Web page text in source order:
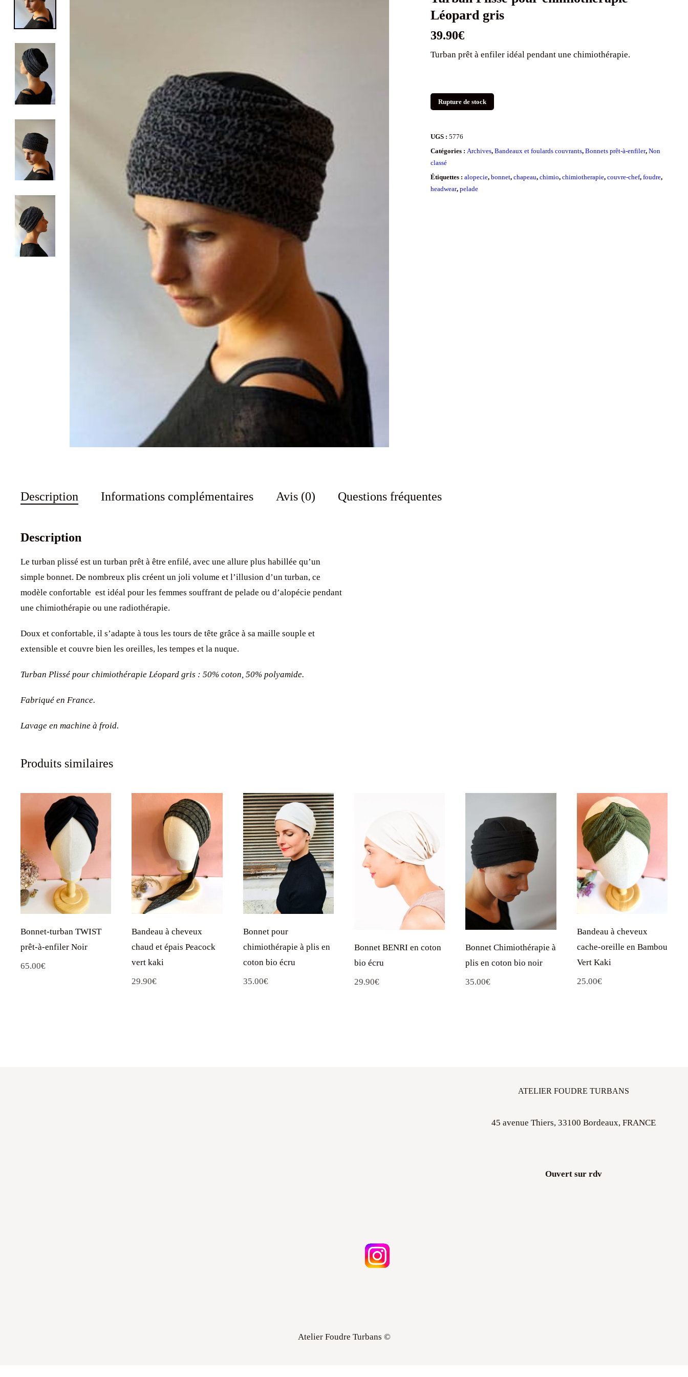
Léopard gris
39.90€
Turban prêt à enfiler idéal pendant une chimiothérapie.
Rupture de stock
UGS :5776
Catégories :Archives,Bandeaux et foulards couvrants,Bonnets prêt-à-enfiler,Non
classé
Étiquettes :alopecie,bonnet,chapeau,chimio,chimiotherapie,couvre-chef,foudre,
headwear,pelade
Description Informations complémentaires Avis (0) Questions fréquentes
Description
Le turban plissé est un turban prêt à être enfilé, avec une allure plus habillée qu’un
simple bonnet. De nombreux plis créent un joli volume et l’illusion d’un turban, ce
modèle confortable est idéal pour les femmes souffrant de pelade ou d’alopécie pendant
une chimiothérapie ou une radiothérapie.
Doux et confortable, il s’adapte à tous les tours de tête grâce à sa maille souple et
extensible et couvre bien les oreilles, les tempes et la nuque.
Turban Plissé pour chimiothérapie Léopard gris : 50% coton, 50% polyamide.
Fabriqué en France.
Lavage en machine à froid.
Produits similaires
Bonnet-turban TWIST
prêt-à-enfiler Noir
65.00€
Bandeau à cheveux
chaud et épais Peacock
vert kaki
29.90€
Bonnet pour
chimiothérapie à plis en
coton bio écru
35.00€
Bonnet BENRI en coton
bio écru
29.90€
Bonnet Chimiothérapie à
plis en coton bio noir
35.00€
Bandeau à cheveux
cache-oreille en Bambou
Vert Kaki
25.00€
ATELIER FOUDRE TURBANS
45 avenue Thiers, 33100 Bordeaux, FRANCE
Ouvert sur rdv
Atelier Foudre Turbans ©